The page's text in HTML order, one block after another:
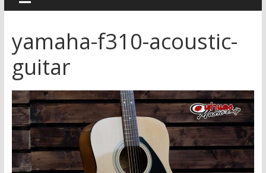
yamaha-f310-acoustic-
guitar